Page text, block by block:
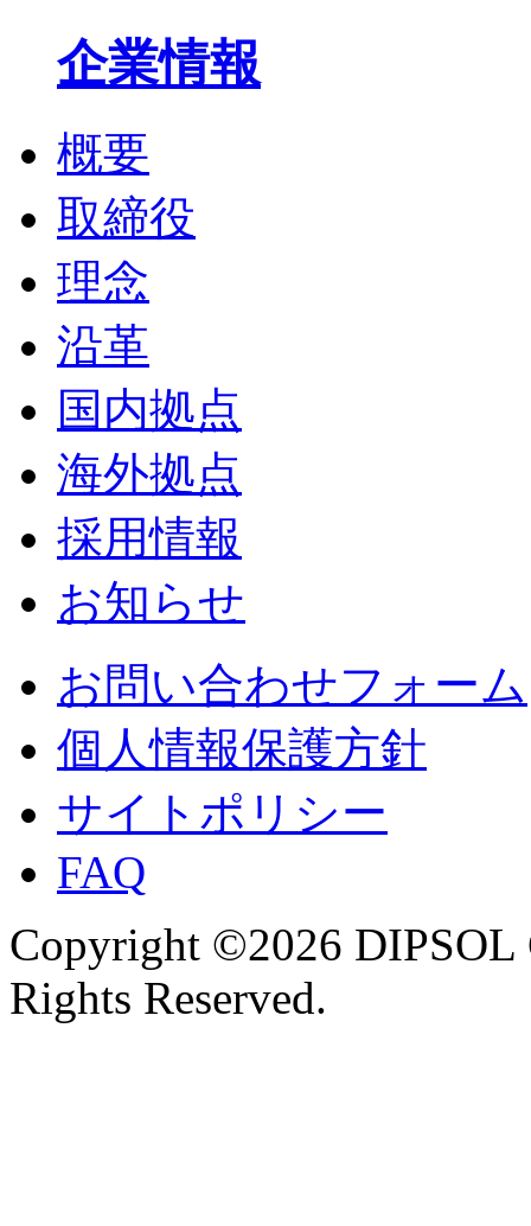
企業情報
概要
取締役
理念
沿革
国内拠点
海外拠点
採用情報
お知らせ
お問い合わせフォーム
個人情報保護方針
サイトポリシー
FAQ
Copyright ©2026
Rights Reserved.